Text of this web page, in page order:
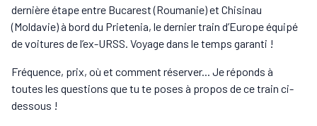
dernière étape entre Bucarest (Roumanie) et Chisinau
(Moldavie) à bord du Prietenia, le dernier train d’Europe équipé
de voitures de l’ex-URSS. Voyage dans le temps garanti !
Fréquence, prix, où et comment réserver... Je réponds à
toutes les questions que tu te poses à propos de ce train ci-
dessous !